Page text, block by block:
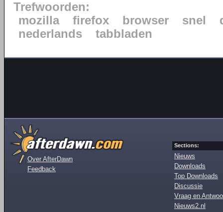
Trefwoorden:
mozilla
firefox browser snel
nederlands
tabbladen
Over AfterDawn
Feedback
Sections:
Nieuws
Downloads
Top Downloads
Discussie
Vraag en
Nieuws2.nl